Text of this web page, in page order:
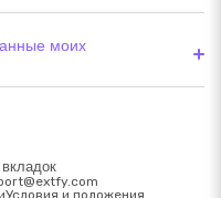
моих
Условия и положения